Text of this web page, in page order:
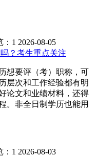
：1 2026-08-05
？考生重点关注
要评（考）职称，可
层次和工作经验都有明
论文和业绩材料，还得
。非全日制学历也能用
：1 2026-08-03